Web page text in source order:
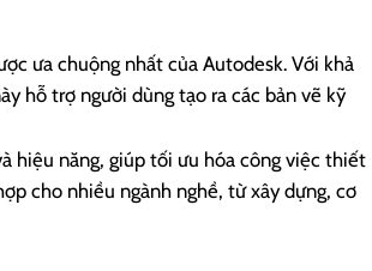
ưa chuộng nhất của Autodesk. Với khả
hỗ trợ người dùng tạo ra các bản vẽ kỹ
hiệu năng, giúp tối ưu hóa công việc thiết
cho nhiều ngành nghề, từ xây dựng, cơ